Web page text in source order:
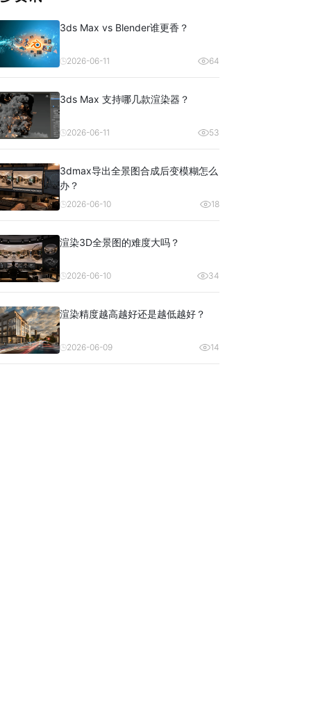
3ds Max vs Blender谁更香？
2026-06-11 64
3ds Max 支持哪几款渲染器？
2026-06-11 53
3dmax导出全景图合成后变模糊怎么
办？
2026-06-10 18
渲染3D全景图的难度大吗？
2026-06-10 34
渲染精度越高越好还是越低越好？
2026-06-09 14